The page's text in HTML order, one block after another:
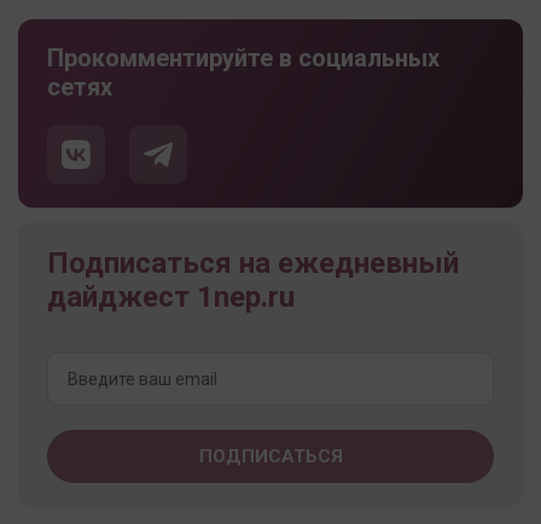
Прокомментируйте в социальных
сетях
Подписаться на ежедневный
дайджест 1nep.ru